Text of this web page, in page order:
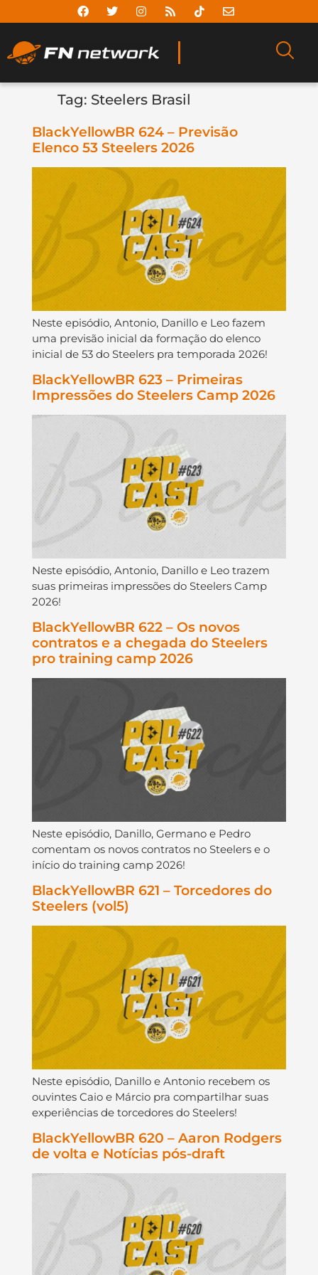
Tag: Steelers Brasil
BlackYellowBR 624 – Previsão
Elenco 53 Steelers 2026
Neste episódio, Antonio, Danillo e Leo fazem
uma previsão inicial da formação do elenco
inicial de 53 do Steelers pra temporada 2026!
BlackYellowBR 623 – Primeiras
Impressões do Steelers Camp 2026
Neste episódio, Antonio, Danillo e Leo trazem
suas primeiras impressões do Steelers Camp
2026!
BlackYellowBR 622 – Os novos
contratos e a chegada do Steelers
pro training camp 2026
Neste episódio, Danillo, Germano e Pedro
comentam os novos contratos no Steelers e o
início do training camp 2026!
BlackYellowBR 621 – Torcedores do
Steelers (vol5)
Neste episódio, Danillo e Antonio recebem os
ouvintes Caio e Márcio pra compartilhar suas
experiências de torcedores do Steelers!
BlackYellowBR 620 – Aaron Rodgers
de volta e Notícias pós-draft